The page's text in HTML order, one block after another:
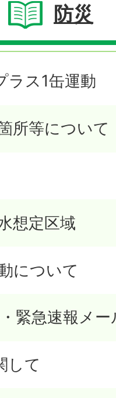
防災
ラス1缶運動
所等について
想定区域
について
緊急速報メー
して